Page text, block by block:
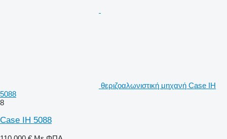
θεριζοαλωνιστική μηχανή Case IH
5088
8
Case IH 5088